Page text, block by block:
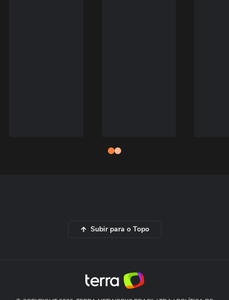
Subir para o Topo